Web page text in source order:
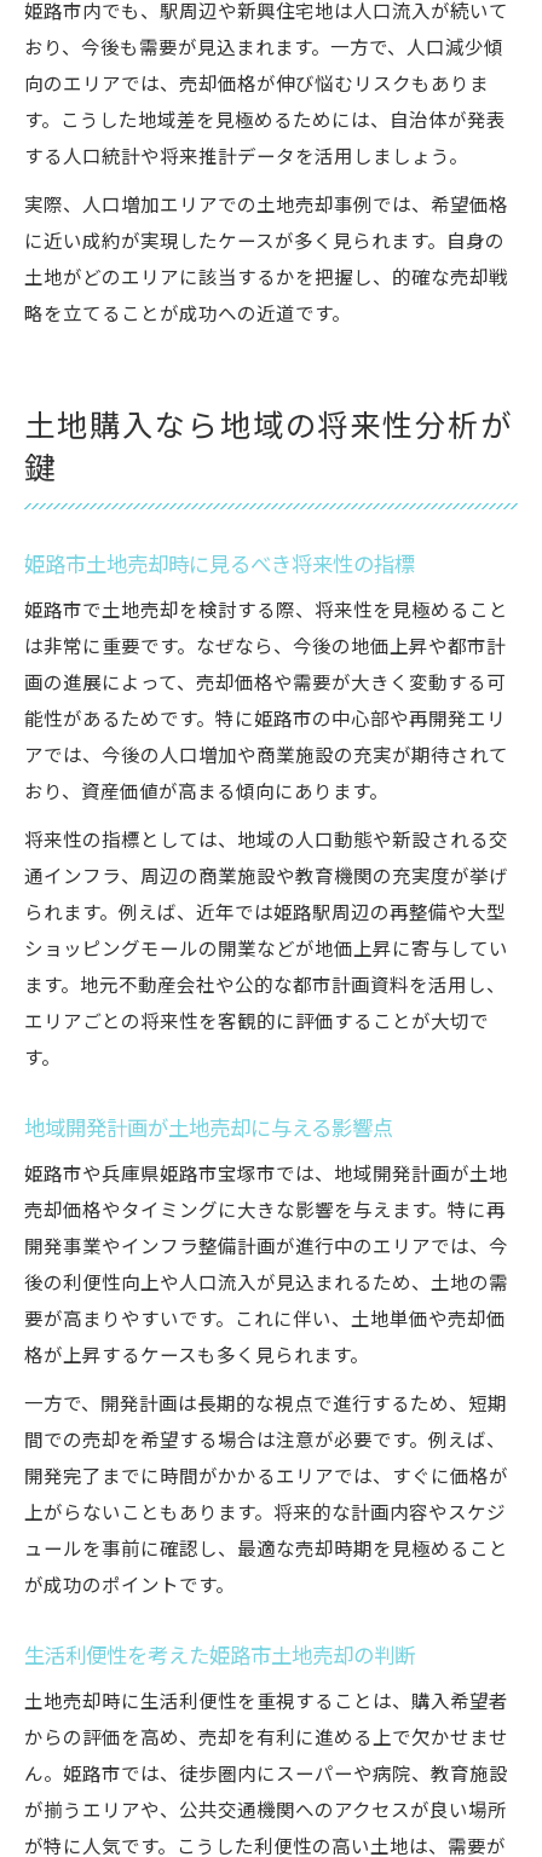
姫路市内でも、駅周辺や新興住宅地は人口流入が続いて
おり、今後も需要が見込まれます。一方で、人口減少傾
向のエリアでは、売却価格が伸び悩むリスクもありま
す。こうした地域差を見極めるためには、自治体が発表
する人口統計や将来推計データを活用しましょう。
実際、人口増加エリアでの土地売却事例では、希望価格
に近い成約が実現したケースが多く見られます。自身の
土地がどのエリアに該当するかを把握し、的確な売却戦
略を立てることが成功への近道です。
土地購入なら地域の将来性分析が
鍵
姫路市土地売却時に見るべき将来性の指標
姫路市で土地売却を検討する際、将来性を見極めること
は非常に重要です。なぜなら、今後の地価上昇や都市計
画の進展によって、売却価格や需要が大きく変動する可
能性があるためです。特に姫路市の中心部や再開発エリ
アでは、今後の人口増加や商業施設の充実が期待されて
おり、資産価値が高まる傾向にあります。
将来性の指標としては、地域の人口動態や新設される交
通インフラ、周辺の商業施設や教育機関の充実度が挙げ
られます。例えば、近年では姫路駅周辺の再整備や大型
ショッピングモールの開業などが地価上昇に寄与してい
ます。地元不動産会社や公的な都市計画資料を活用し、
エリアごとの将来性を客観的に評価することが大切で
す。
地域開発計画が土地売却に与える影響点
姫路市や兵庫県姫路市宝塚市では、地域開発計画が土地
売却価格やタイミングに大きな影響を与えます。特に再
開発事業やインフラ整備計画が進行中のエリアでは、今
後の利便性向上や人口流入が見込まれるため、土地の需
要が高まりやすいです。これに伴い、土地単価や売却価
格が上昇するケースも多く見られます。
一方で、開発計画は長期的な視点で進行するため、短期
間での売却を希望する場合は注意が必要です。例えば、
開発完了までに時間がかかるエリアでは、すぐに価格が
上がらないこともあります。将来的な計画内容やスケジ
ュールを事前に確認し、最適な売却時期を見極めること
が成功のポイントです。
生活利便性を考えた姫路市土地売却の判断
土地売却時に生活利便性を重視することは、購入希望者
からの評価を高め、売却を有利に進める上で欠かせませ
ん。姫路市では、徒歩圏内にスーパーや病院、教育施設
が揃うエリアや、公共交通機関へのアクセスが良い場所
が特に人気です。こうした利便性の高い土地は、需要が